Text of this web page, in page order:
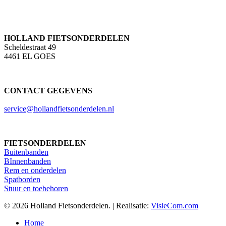
HOLLAND FIETSONDERDELEN
Scheldestraat 49
4461 EL GOES
CONTACT GEGEVENS
service@hollandfietsonderdelen.nl
FIETSONDERDELEN
Buitenbanden
BInnenbanden
Rem en onderdelen
Spatborden
Stuur en toebehoren
© 2026 Holland Fietsonderdelen. | Realisatie: VisieCom.com
Close
Home